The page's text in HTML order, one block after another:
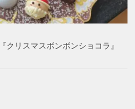
クリスマスボンボンショコラ』